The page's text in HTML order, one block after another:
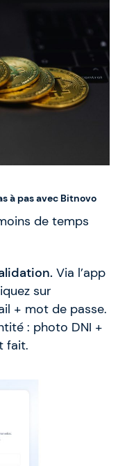
à pas avec Bitnovo
de temps
Via l’app
sur
+ mot de passe.
: photo DNI +
fait.